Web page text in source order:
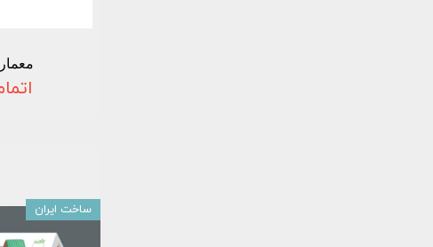
معمار
ساخت ایران